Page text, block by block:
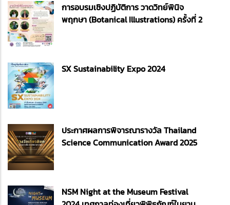
การอบรมเชิงปฏิบัติการ วาดวิทย์พินิจ
พฤกษา (Botanical Illustrations) ครั้งที่ 2
SX Sustainability Expo 2024
ประกาศผลการพิจารณารางวัล Thailand
Science Communication Award 2025
NSM Night at the Museum Festival